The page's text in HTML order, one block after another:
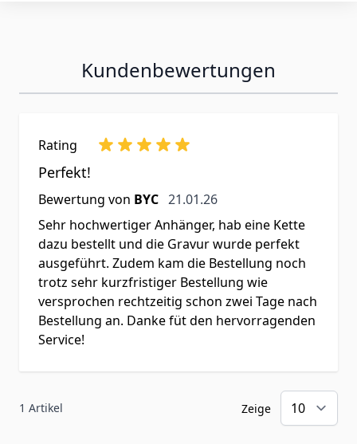
Kundenbewertungen
Rating
Perfekt!
Bewertung von BYC 21. Januar 2026
21.01.26
Sehr hochwertiger Anhänger, hab eine Kette
dazu bestellt und die Gravur wurde perfekt
ausgeführt. Zudem kam die Bestellung noch
trotz sehr kurzfristiger Bestellung wie
versprochen rechtzeitig schon zwei Tage nach
Bestellung an. Danke füt den hervorragenden
Service!
1 Artikel Zeige